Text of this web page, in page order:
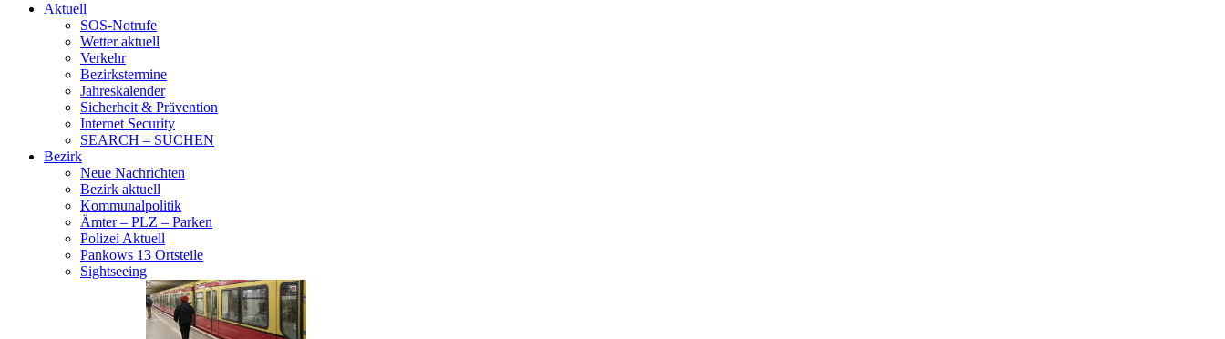
Aktuell
SOS-Notrufe
Wetter aktuell
Verkehr
Bezirkstermine
Jahreskalender
Sicherheit & Prävention
Internet Security
SEARCH – SUCHEN
Bezirk
Neue Nachrichten
Bezirk aktuell
Kommunalpolitik
Ämter – PLZ – Parken
Polizei Aktuell
Pankows 13 Ortsteile
Sightseeing